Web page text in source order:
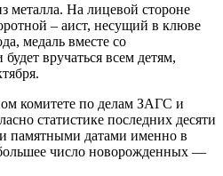
металла. На лицевой стороне
– аист, несущий в клюве
медаль вместе со
вручаться всем детям,
комитете по делам ЗАГС и
статистике последних десяти
памятными датами именно в
число новорожденных —